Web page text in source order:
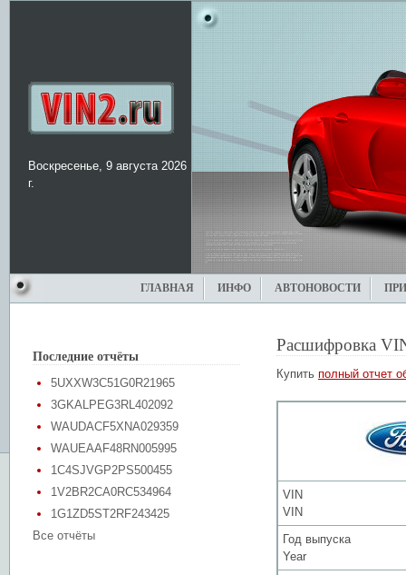
Воскресенье, 9 августа 2026
г.
ГЛАВНАЯ ИНФО АВТОНОВОСТИ
Последние отчёты
5UXXW3C51G0R21965
3GKALPEG3RL402092
WAUDACF5XNA029359
WAUEAAF48RN005995
1C4SJVGP2PS500455
1V2BR2CA0RC534964
1G1ZD5ST2RF243425
Все отчёты
Расшифровка
Купить полный отчет
VIN
VIN
Год выпуска
Year